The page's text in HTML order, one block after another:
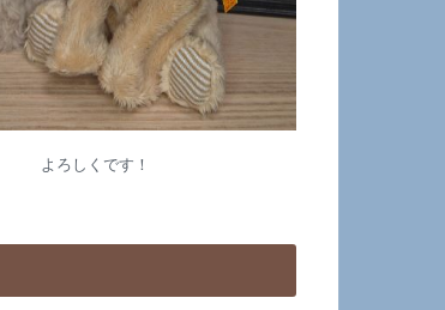
よろしくです！